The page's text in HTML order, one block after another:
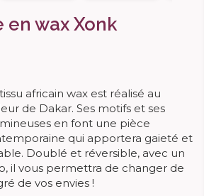
wax Xonk
africain wax est réalisé au
de Dakar. Ses motifs et ses
en font une pièce
qui apportera gaieté et
Doublé et réversible, avec un
il vous permettra de changer de
de vos envies !